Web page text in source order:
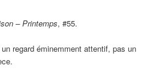
– Printemps, #55.
regard éminemment attentif, pas un